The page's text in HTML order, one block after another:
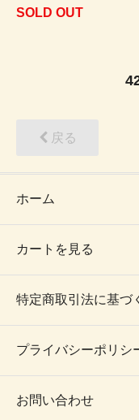
SOLD OUT
戻る
ホーム
カートを見る
特定商取引法に基づ
プライバシーポリシ
お問い合わせ